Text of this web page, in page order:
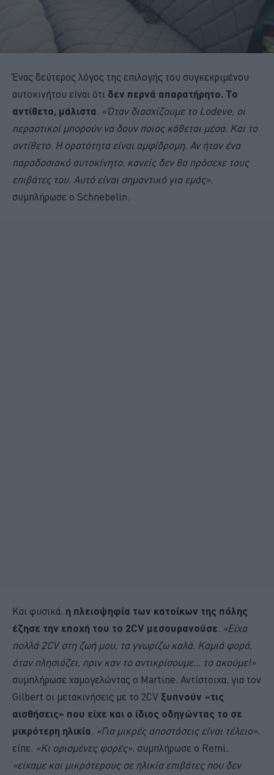
Ένας δεύτερος λόγος της επιλογής του συγκεκριμένου
αυτοκινήτου είναι ότι δεν περνά απαρατήρητο. Το
αντίθετο, μάλιστα. «Όταν διασχίζουμε το Lodeve, οι
περαστικοί μπορούν να δουν ποιος κάθεται μέσα. Και το
αντίθετο. Η ορατότητα είναι αμφίδρομη. Αν ήταν ένα
παραδοσιακό αυτοκίνητο, κανείς δεν θα πρόσεχε τους
επιβάτες του. Αυτό είναι σημαντικό για εμάς»,
συμπλήρωσε ο Schnebelin.
Και φυσικά, η πλειοψηφία των κατοίκων της πόλης
έζησε την εποχή του το 2CV μεσουρανούσε. «Είχα
πολλά 2CV στη ζωή μου, τα γνωρίζω καλά. Καμιά φορά,
όταν πλησιάζει, πριν καν το αντικρίσουμε... το ακούμε!»
συμπλήρωσε χαμογελώντας ο Martine. Αντίστοιχα, για τον
Gilbert οι μετακινήσεις με το 2CV ξυπνούν «τις
αισθήσεις» που είχε και ο ίδιος οδηγώντας το σε
μικρότερη ηλικία. «Για μικρές αποστάσεις είναι τέλειο»,
είπε. «Κι ορισμένες φορές», συμπλήρωσε ο Remi,
«είχαμε και μικρότερους σε ηλικία επιβάτες που δεν